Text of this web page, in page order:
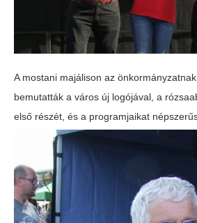
A mostani majálison az
bemutatták a város új logójával, a
első részét, és a programjaikat